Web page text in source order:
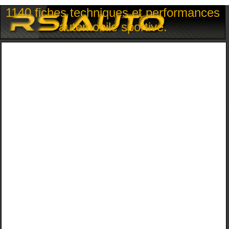
1140 fiches techniques et performances
automobile sportive.